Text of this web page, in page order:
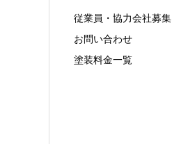
従業員・協力会社募集
お問い合わせ
塗装料金一覧